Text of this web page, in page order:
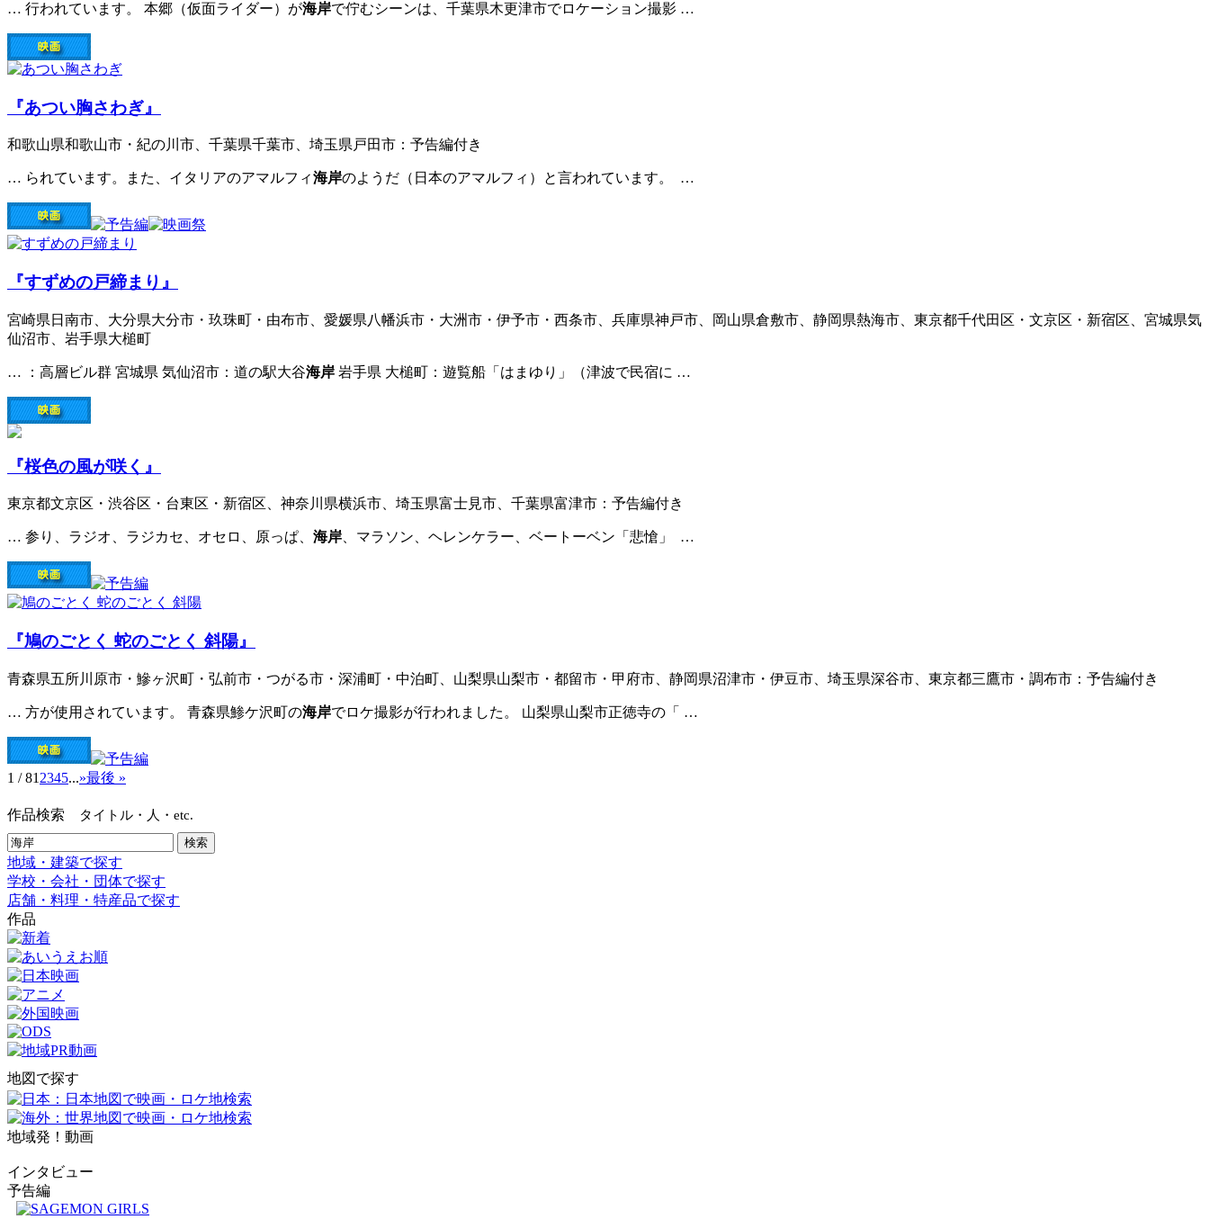
… 行われています。 本郷（仮面ライダー）が海岸で佇むシーンは、千葉県木更津市でロケーション撮影 …
『あつい胸さわぎ』
和歌山県和歌山市・紀の川市、千葉県千葉市、埼玉県戸田市：予告編付き
… られています。また、イタリアのアマルフィ海岸のようだ（日本のアマルフィ）と言われています。 …
『すずめの戸締まり』
宮崎県日南市、大分県大分市・玖珠町・由布市、愛媛県八幡浜市・大洲市・伊予市・西条市、兵庫県神戸市、岡山県倉敷市、静岡県熱海市、東京都千代田区・文京区・新宿区、宮城県気
仙沼市、岩手県大槌町
… ：高層ビル群 宮城県 気仙沼市：道の駅大谷海岸 岩手県 大槌町：遊覧船「はまゆり」（津波で民宿に …
『桜色の風が咲く』
東京都文京区・渋谷区・台東区・新宿区、神奈川県横浜市、埼玉県富士見市、千葉県富津市：予告編付き
… 参り、ラジオ、ラジカセ、オセロ、原っぱ、 海岸 、マラソン、ヘレンケラー、ベートーベン「悲愴」 …
『鳩のごとく 蛇のごとく 斜陽』
青森県五所川原市・鰺ヶ沢町・弘前市・つがる市・深浦町・中泊町、山梨県山梨市・都留市・甲府市、静岡県沼津市・伊豆市、埼玉県深谷市、東京都三鷹市・調布市：予告編付き
… 方が使用されています。 青森県鯵ケ沢町の海岸でロケ撮影が行われました。 山梨県山梨市正徳寺の「 …
1 / 81 2345...»最後 »
作品検索 タイトル・人・etc.
地域・建築で探す
学校・会社・団体で探す
店舗・料理・特産品で探す
作品
地図で探す
地域発！動画
インタビュー
予告編